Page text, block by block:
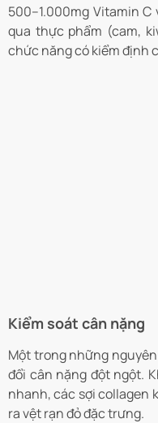
500–1.000mg Vitamin
qua thực phẩm (cam,
chức năng có kiểm định
Kiểm soát cân nặng
Một trong những
đổi cân nặng đột ngột.
nhanh, các sợi collagen
ra vệt rạn đỏ đặc trưng.